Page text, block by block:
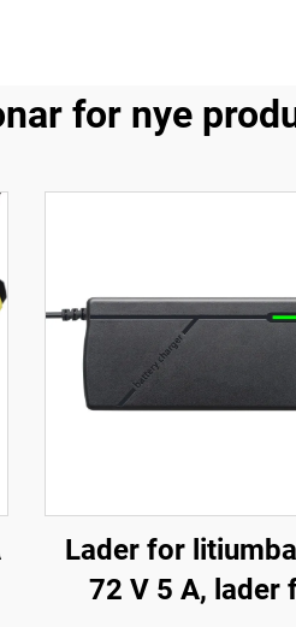
for nye
Lader for
72 V 5 A, lader